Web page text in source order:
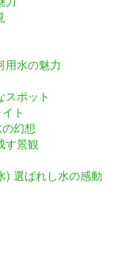
用水の魅力
スポット
ト
幻想
す景観
) 選ばれし水の感動